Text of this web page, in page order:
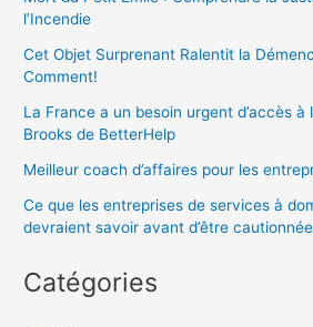
l’Incendie
Cet Objet Surprenant Ralentit la
Comment!
La France a un besoin urgent d’accès à
Brooks de BetterHelp
Meilleur coach d’affaires pour les
Ce que les entreprises de services à
devraient savoir avant d’être
Catégories